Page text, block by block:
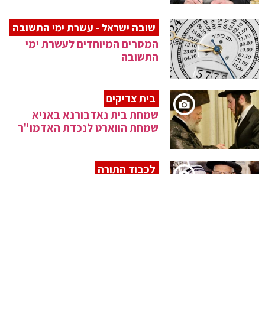
שובה ישראל - עשרת ימי התשובה
המסרים המיוחדים לעשרת ימי
התשובה
בית צדיקים
שמחת בית נאדבורנא באניא
שמחת הווארט לנכדת האדמו"ר
לכבוד התורה